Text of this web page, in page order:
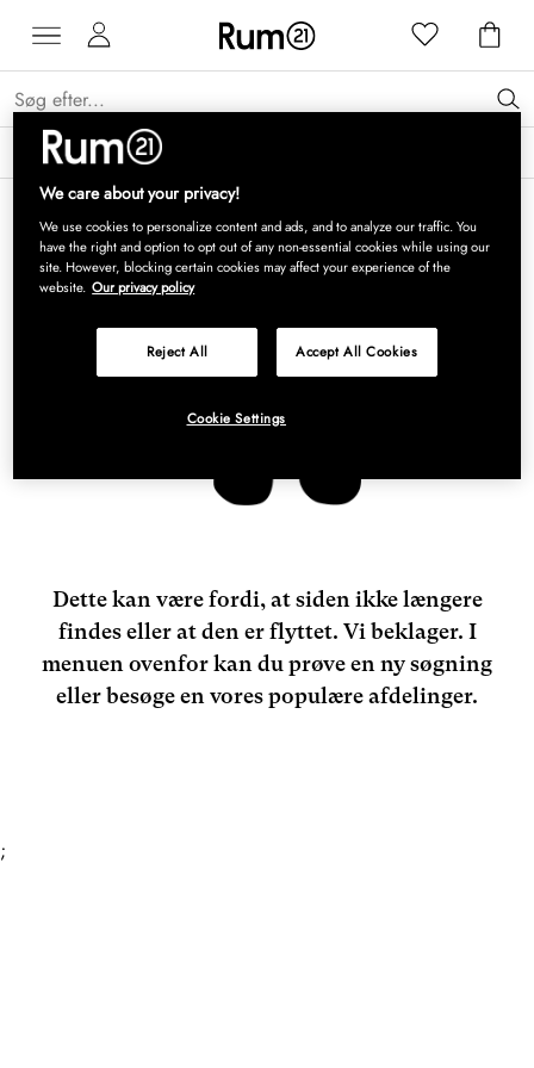
Få 15 % på Grythyttan Stålmöbler* →
Dette kan være fordi, at siden ikke længere
findes eller at den er flyttet. Vi beklager. I
menuen ovenfor kan du prøve en ny søgning
eller besøge en vores populære afdelinger.
;
We care about your privacy!
We use cookies to personalize content and ads, and to analyze our traffic. You
have the right and option to opt out of any non-essential cookies while using our
site. However, blocking certain cookies may affect your experience of the
website. Our privacy policy
Reject All Accept All Cookies
Cookie Settings